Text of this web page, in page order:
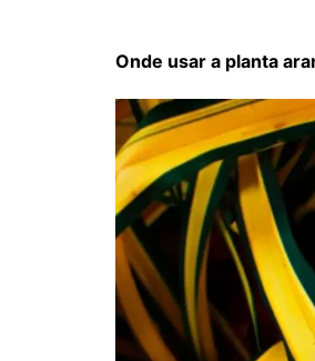
Onde usar a planta